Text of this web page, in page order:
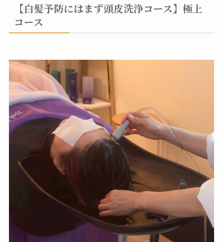
【白髪予防にはまず頭皮洗浄コース】極上
コース